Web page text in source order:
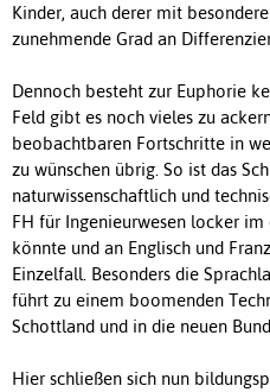
Kinder, auch derer mit
zunehmende Grad an
Dennoch besteht zur Euphorie
Feld gibt es noch vieles zu
beobachtbaren Fortschritte in
zu wünschen übrig. So ist das
naturwissenschaftlich und
FH für Ingenieurwesen locker
könnte und an Englisch und
Einzelfall. Besonders die
führt zu einem boomenden
Schottland und in die neuen
Hier schließen sich nun